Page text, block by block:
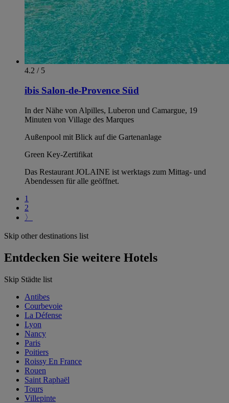
4.2 / 5
ibis Salon-de-Provence Süd
In der Nähe von Alpilles, Luberon und Camargue, 19
Minuten von Village des Marques
Außenpool mit Blick auf die Gartenanlage
Green Key-Zertifikat
Das Restaurant JOLAINE ist werktags zum Mittag- und
Abendessen für alle geöffnet.
1
2
〉
Skip other destinations list
Entdecken Sie weitere Hotels
Skip Städte list
Antibes
Courbevoie
La Défense
Lyon
Nancy
Paris
Poitiers
Roissy En France
Rouen
Saint Raphaël
Tours
Villepinte